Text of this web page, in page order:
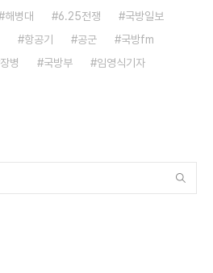
해병대 6.25전쟁
국방일보
항공기 공군
국방fm
장병 국방부 임영식기자